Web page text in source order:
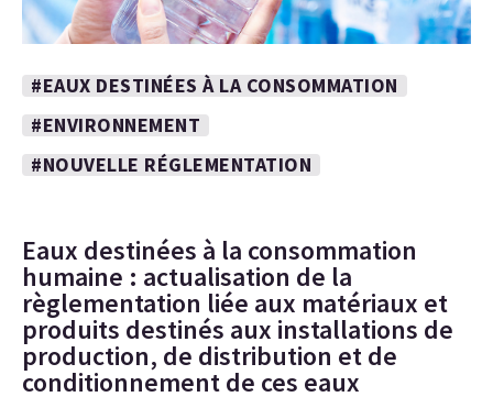
#EAUX DESTINÉES À LA CONSOMMATION
#ENVIRONNEMENT
#NOUVELLE RÉGLEMENTATION
Eaux destinées à la consommation
humaine : actualisation de la
règlementation liée aux matériaux et
produits destinés aux installations de
production, de distribution et de
conditionnement de ces eaux